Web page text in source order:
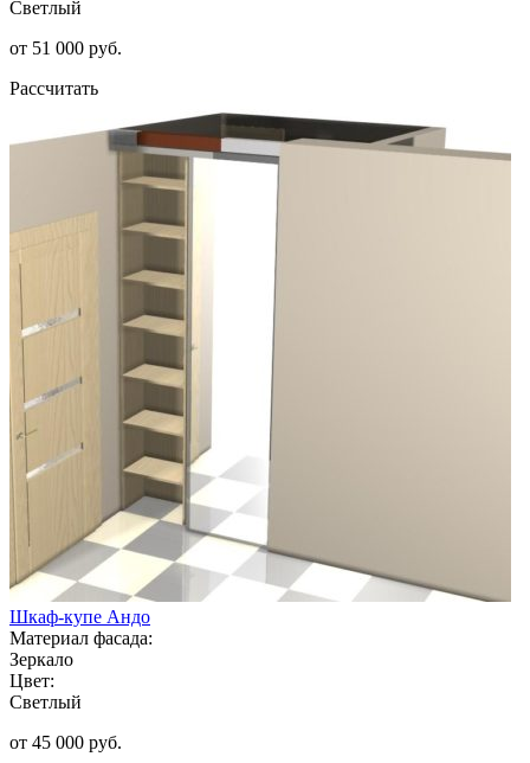
Светлый
от 51 000 руб.
Рассчитать
Шкаф-купе Андо
Материал фасада:
Зеркало
Цвет:
Светлый
от 45 000 руб.